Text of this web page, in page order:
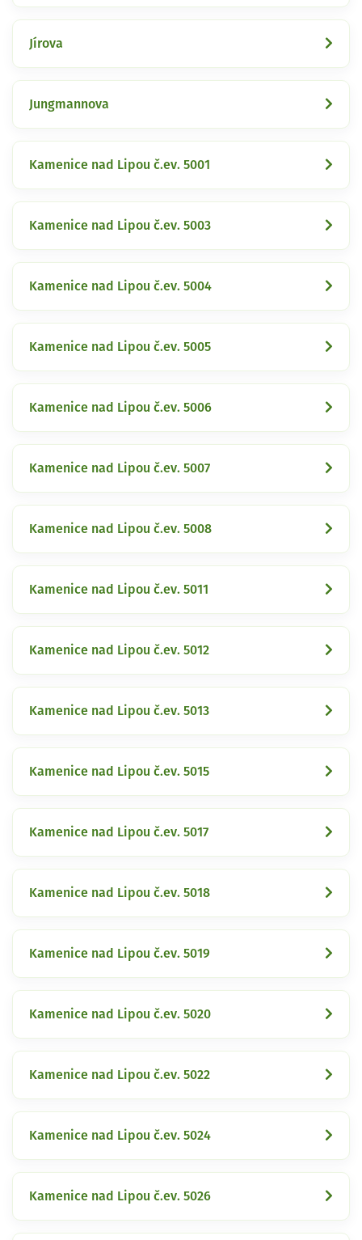
Jírova
Jungmannova
Kamenice nad Lipou č.ev. 5001
Kamenice nad Lipou č.ev. 5003
Kamenice nad Lipou č.ev. 5004
Kamenice nad Lipou č.ev. 5005
Kamenice nad Lipou č.ev. 5006
Kamenice nad Lipou č.ev. 5007
Kamenice nad Lipou č.ev. 5008
Kamenice nad Lipou č.ev. 5011
Kamenice nad Lipou č.ev. 5012
Kamenice nad Lipou č.ev. 5013
Kamenice nad Lipou č.ev. 5015
Kamenice nad Lipou č.ev. 5017
Kamenice nad Lipou č.ev. 5018
Kamenice nad Lipou č.ev. 5019
Kamenice nad Lipou č.ev. 5020
Kamenice nad Lipou č.ev. 5022
Kamenice nad Lipou č.ev. 5024
Kamenice nad Lipou č.ev. 5026